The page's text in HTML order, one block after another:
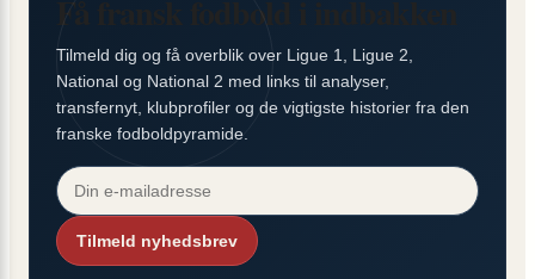
Få fransk fodbold i indbakken
Tilmeld dig og få overblik over Ligue 1, Ligue 2,
National og National 2 med links til analyser,
transfernyt, klubprofiler og de vigtigste historier fra den
franske fodboldpyramide.
Tilmeld nyhedsbrev